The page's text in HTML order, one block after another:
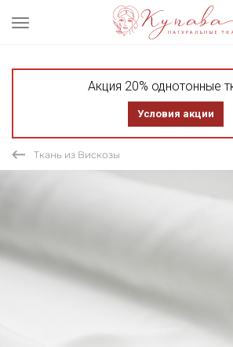
Акция 20% однотонные
Условия акции
Ткань из Вискозы